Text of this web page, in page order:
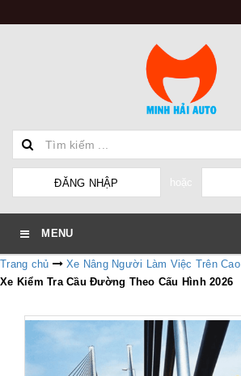
ĐĂNG NHẬP hoặc
MENU
Trang chủ
Xe Nâng Người Làm Việc Trên Cao
Xe Kiểm Tra Cầu Đường Theo Cấu Hình 2026